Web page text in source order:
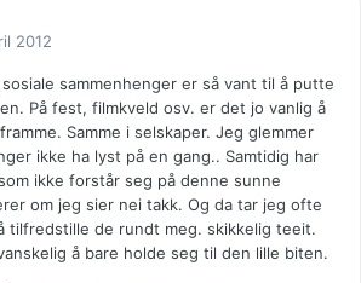
2012
sammenhenger er så vant til å putte
På fest, filmkveld osv. er det jo vanlig å
Samme i selskaper. Jeg glemmer
ikke ha lyst på en gang.. Samtidig har
ikke forstår seg på denne sunne
om jeg sier nei takk. Og da tar jeg ofte
tilfredstille de rundt meg. skikkelig teeit.
å bare holde seg til den lille biten.